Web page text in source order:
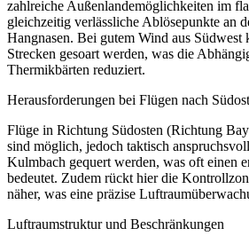
zahlreiche Außenlandemöglichkeiten im
gleichzeitig verlässliche Ablösepunkte an
Hangnasen. Bei gutem Wind aus Südwest
Strecken gesoart werden, was die
Thermikbärten reduziert.
Herausforderungen bei Flügen nach
Flüge in Richtung Südosten (Richtung
sind möglich, jedoch taktisch
Kulmbach gequert werden, was oft einen
bedeutet. Zudem rückt hier die
näher, was eine präzise
Luftraumstruktur und Beschränkungen